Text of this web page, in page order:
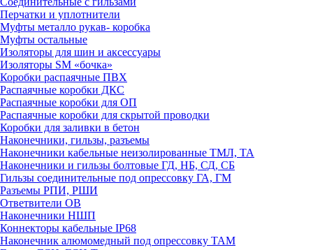
Перчатки и уплотнители
Муфты металло рукав- коробка
Муфты остальные
Изоляторы для шин и аксессуары
Изоляторы SM «бочка»
Коробки распаячные ПВХ
Распаячные коробки ДКС
Распаячные коробки для ОП
Распаячные коробки для скрытой проводки
Коробки для заливки в бетон
Наконечники, гильзы, разъемы
Наконечники кабельные неизолированные ТМЛ, ТА
Наконечники и гильзы болтовые ГД, НБ, СД, СБ
Гильзы соединительные под опрессовку ГА, ГМ
Разъемы РПИ, РШИ
Ответвители ОВ
Наконечники НШП
Коннекторы кабельные IP68
Наконечник алюмомедный под опрессовку ТАМ